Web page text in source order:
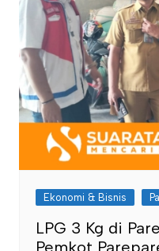
Ekonomi & Bisnis
LPG 3 Kg di
Pemkot